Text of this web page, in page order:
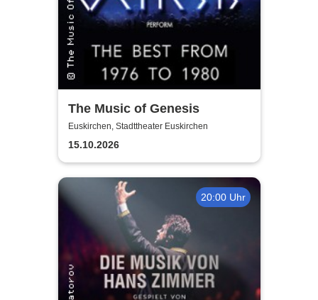
The Music of Genesis
Euskirchen, Stadttheater Euskirchen
15.10.2026
20:00 Uhr